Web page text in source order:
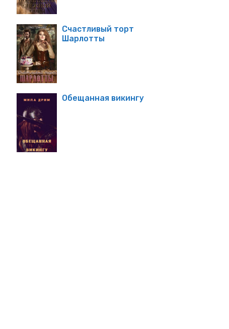
Счастливый торт
Шарлотты
Обещанная викингу